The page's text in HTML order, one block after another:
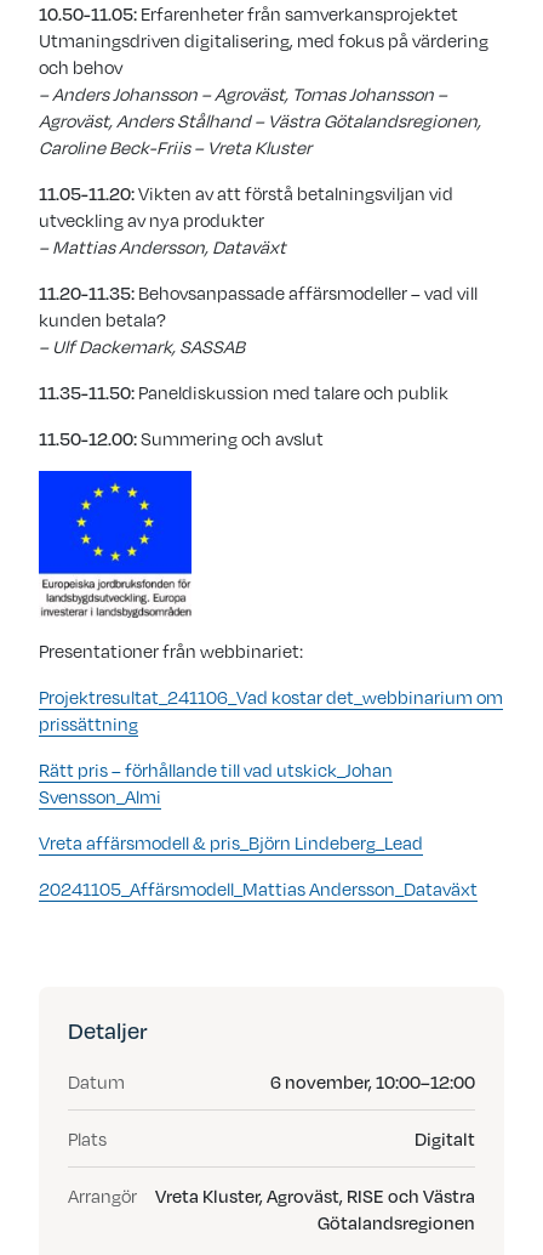
10.50-11.05: Erfarenheter från samverkansprojektet
Utmaningsdriven digitalisering, med fokus på värdering
och behov
– Anders Johansson – Agroväst, Tomas Johansson –
Agroväst, Anders Stålhand – Västra Götalandsregionen,
Caroline Beck-Friis – Vreta Kluster
11.05-11.20:Vikten av att förstå betalningsviljan vid
utveckling av nya produkter
– Mattias Andersson, Dataväxt
11.20-11.35: Behovsanpassade affärsmodeller – vad vill
kunden betala?
– Ulf Dackemark, SASSAB
11.35-11.50: Paneldiskussion med talare och publik
11.50-12.00:Summering och avslut
Presentationer från webbinariet:
Projektresultat_241106_Vad kostar det_webbinarium om
prissättning
Rätt pris – förhållande till vad utskick_Johan
Svensson_Almi
Vreta affärsmodell & pris_Björn Lindeberg_Lead
20241105_Affärsmodell_Mattias Andersson_Dataväxt
Detaljer
Datum 6 november, 10:00–12:00
Plats Digitalt
Arrangör
Vreta Kluster, Agroväst, RISE och Västra
Götalandsregionen